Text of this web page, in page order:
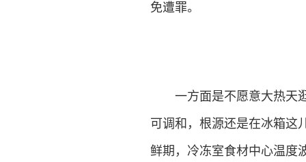
免遭罪。
一方面是不愿意大热天逛
可调和，根源还是在冰箱这
鲜期，冷冻室食材中心温度